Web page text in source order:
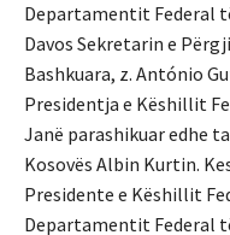
Departamentit Federal
Davos Sekretarin e
Bashkuara, z. António
Presidentja e Këshillit
Janë parashikuar edhe
Kosovës Albin Kurtin.
Presidente e Këshillit
Departamentit Federal